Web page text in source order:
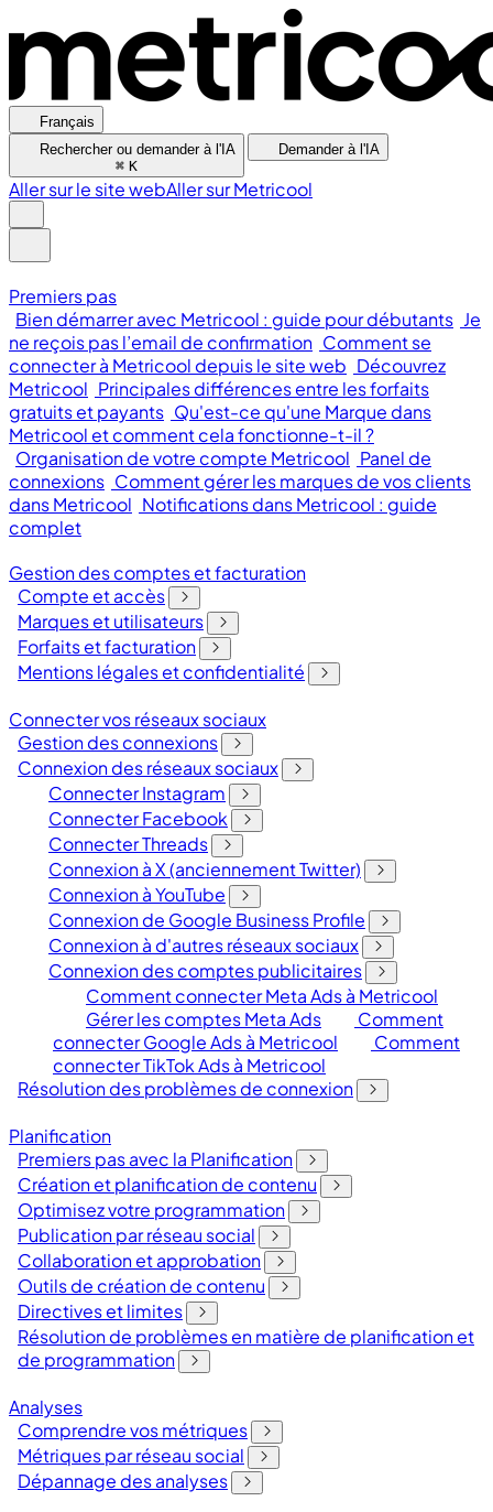
Français
Rechercher ou demander à l'IA
⌘ K
Demander à l'IA
Aller sur le site webAller sur Metricool
Premiers pas
Bien démarrer avec Metricool : guide pour débutants Je
ne reçois pas l’email de confirmation Comment se
connecter à Metricool depuis le site web Découvrez
Metricool Principales différences entre les forfaits
gratuits et payants Qu'est-ce qu'une Marque dans
Metricool et comment cela fonctionne-t-il ?
Organisation de votre compte Metricool Panel de
connexions Comment gérer les marques de vos clients
dans Metricool Notifications dans Metricool : guide
complet
Gestion des comptes et facturation
Compte et accès
Marques et utilisateurs
Forfaits et facturation
Mentions légales et confidentialité
Connecter vos réseaux sociaux
Gestion des connexions
Connexion des réseaux sociaux
Connecter Instagram
Connecter Facebook
Connecter Threads
Connexion à X (anciennement Twitter)
Connexion à YouTube
Connexion de Google Business Profile
Connexion à d'autres réseaux sociaux
Connexion des comptes publicitaires
Comment connecter Meta Ads à Metricool
Gérer les comptes Meta Ads
Comment
connecter Google Ads à Metricool
Comment
connecter TikTok Ads à Metricool
Résolution des problèmes de connexion
Planification
Premiers pas avec la Planification
Création et planification de contenu
Optimisez votre programmation
Publication par réseau social
Collaboration et approbation
Outils de création de contenu
Directives et limites
Résolution de problèmes en matière de planification et
de programmation
Analyses
Comprendre vos métriques
Métriques par réseau social
Dépannage des analyses